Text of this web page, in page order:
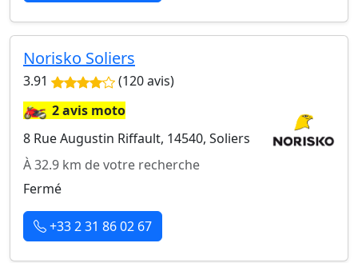
Norisko Soliers
3.91 (120 avis)
🏍️2 avis moto
8 Rue Augustin Riffault, 14540, Soliers
À 32.9 km de votre recherche
Fermé
+33 2 31 86 02 67